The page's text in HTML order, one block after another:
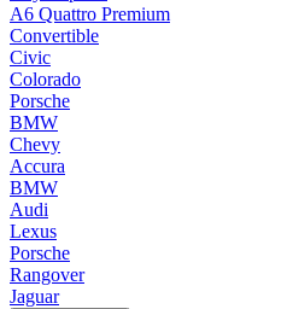
A6 Quattro Premium
Convertible
Civic
Colorado
Porsche
BMW
Chevy
Accura
BMW
Audi
Lexus
Porsche
Rangover
Jaguar